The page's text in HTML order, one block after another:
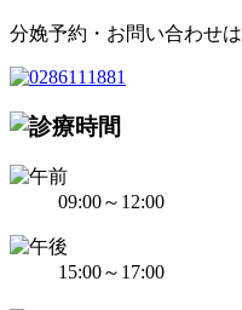
分娩予約・お問い合わせは
09:00～12:00
15:00～17:00